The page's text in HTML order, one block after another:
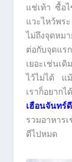
แช่เท้า ซื้อ
แวะไหว้พร
ไม่ถึงจุดหม
ต่อกับจุดแ
เยอะเช่นเ
ไว้ไม่ได้ แ
เราก็อยาก
เฮือนจันทร์ดี
รวมอาหาร
ดีไปหมด